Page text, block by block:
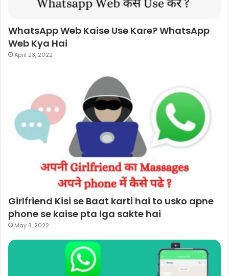
WhatsApp Web Kaise Use Kare? WhatsApp
Web Kya Hai
April 23, 2022
Girlfriend Kisi se Baat karti hai to usko apne
phone se kaise pta lga sakte hai
May 8, 2022